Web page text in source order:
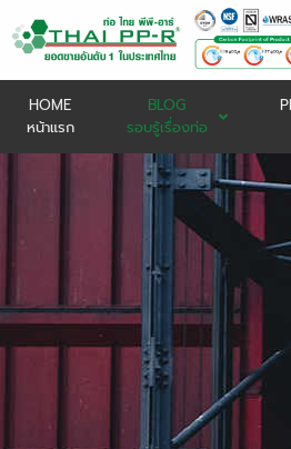
HOME
หน้าแรก
BLOG
รอบรู้เรื่องท่อ